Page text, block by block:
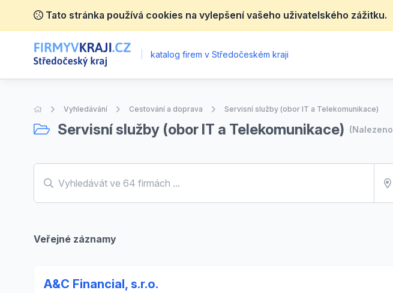
Tato stránka používá cookies na vylepšení vašeho uživatelského zážitku.
katalog firem v Středočeském kraji
Úvodní stránka
Vyhledávání Cestování a doprava Servisní služby (obor IT a Telekomunikace)
Servisní služby (obor IT a Telekomunikace) (Nalezeno
Veřejné záznamy
A&C Financial, s.r.o.